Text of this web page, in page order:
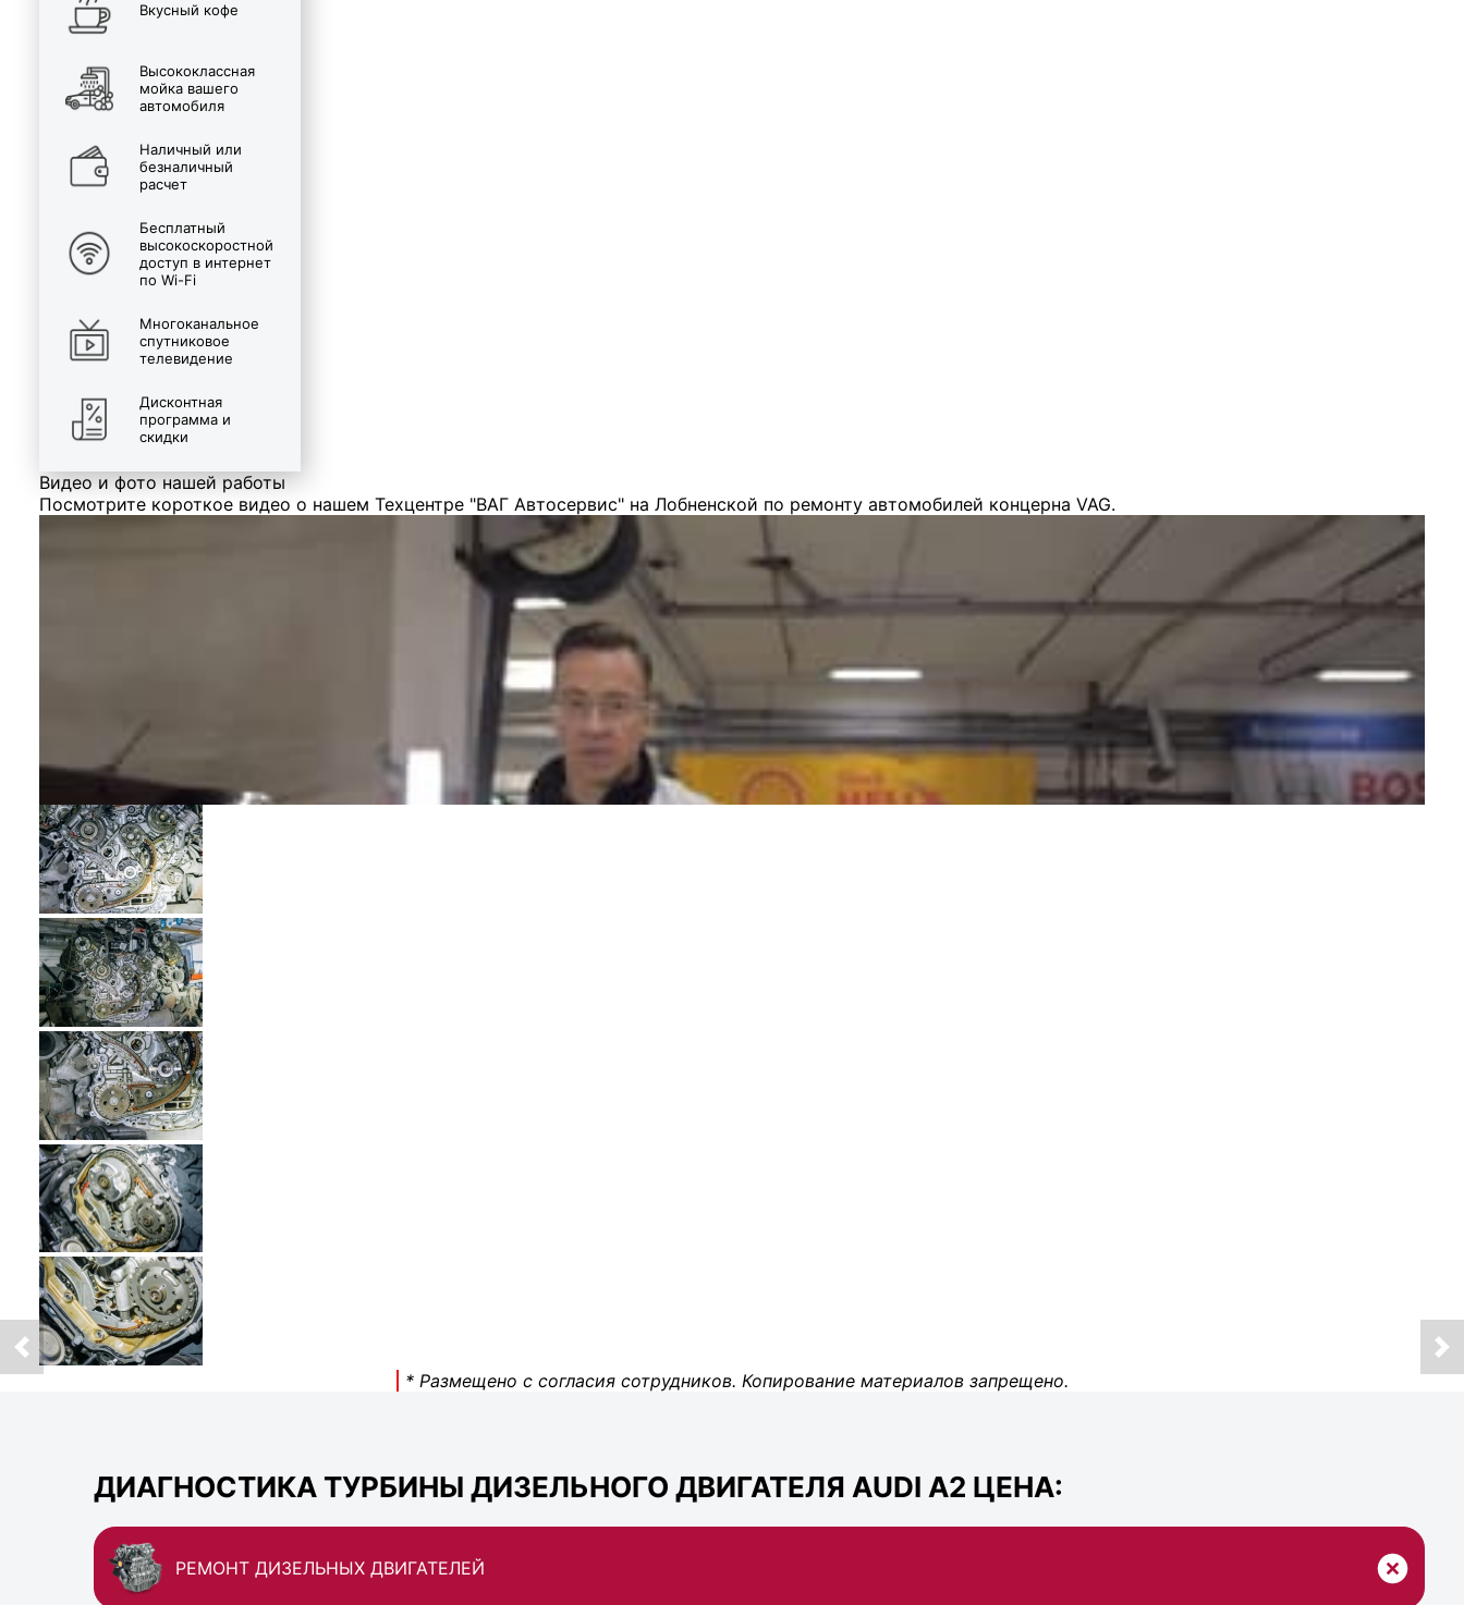
Вкусный кофе
Высококлассная
мойка вашего
автомобиля
Наличный или
безналичный
расчет
Бесплатный
высокоскоростной
доступ в интернет
по Wi-Fi
Многоканальное
спутниковое
телевидение
Дисконтная
программа и
скидки
Видео и фото нашей работы
Посмотрите короткое видео о нашем Техцентре "ВАГ Автосервис" на Лобненской по ремонту автомобилей концерна VAG.
* Размещено с согласия сотрудников. Копирование материалов запрещено.
ДИАГНОСТИКА ТУРБИНЫ ДИЗЕЛЬНОГО ДВИГАТЕЛЯ AUDI A2 ЦЕНА:
РЕМОНТ ДИЗЕЛЬНЫХ ДВИГАТЕЛЕЙ